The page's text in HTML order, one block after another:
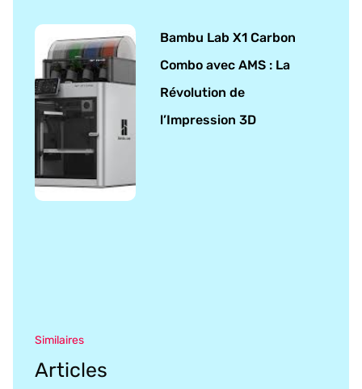
Bambu Lab X1 Carbon
Combo avec AMS : La
Révolution de
l’Impression 3D
Similaires
Articles